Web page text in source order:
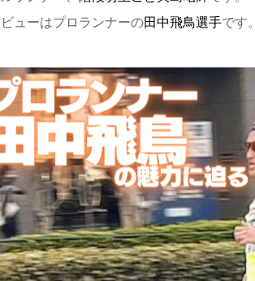
ューはプロランナーの田中飛鳥選手です。